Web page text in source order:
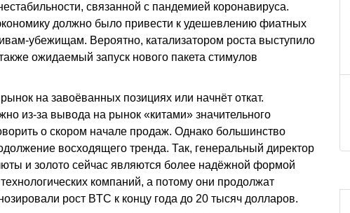
связанной с пандемией коронавируса.
должно было привести к удешевлению фиатных
убежищам. Вероятно, катализатором роста выступило
ожидаемый запуск нового пакета стимулов
на завоёванных позициях или начнёт откат.
из-за вывода на рынок «китами» значительного
о скором начале продаж. Однако большинство
восходящего тренда. Так, генеральный директор
и золото сейчас являются более надёжной формой
компаний, а потому они продолжат
рост BTC к концу года до 20 тысяч долларов.